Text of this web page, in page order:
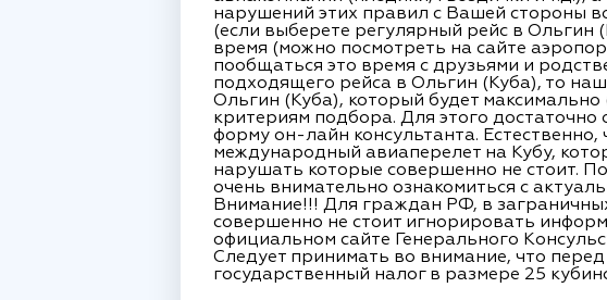
нарушений этих правил с Вашей стороны
(если выберете регулярный рейс в Ольгин
время (можно посмотреть на сайте
пообщаться это время с друзьями и
подходящего рейса в Ольгин (Куба), то
Ольгин (Куба), который будет
критериям подбора. Для этого
форму он-лайн консультанта.
международный авиаперелет на Кубу,
нарушать которые совершенно не стоит.
очень внимательно ознакомиться с
Внимание!!! Для граждан РФ, в
совершенно не стоит игнорировать
официальном сайте Генерального
Следует принимать во внимание, что
государственный налог в размере 25